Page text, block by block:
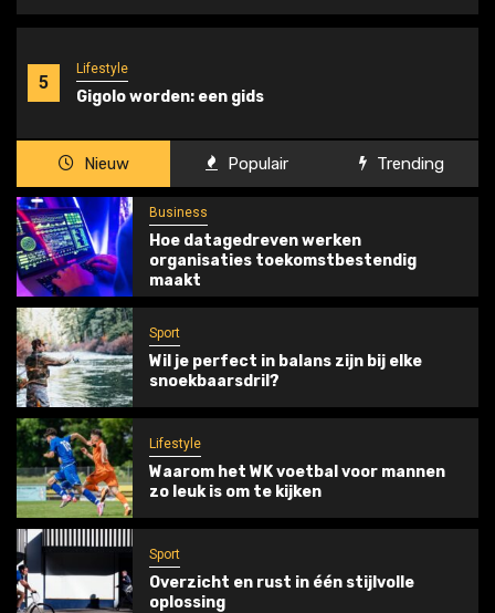
5
Lifestyle
Gigolo worden: een gids
Nieuw Populair Trending
Business
Hoe datagedreven werken
organisaties toekomstbestendig
maakt
Sport
Wil je perfect in balans zijn bij elke
snoekbaarsdril?
Lifestyle
Waarom het WK voetbal voor mannen
zo leuk is om te kijken
Sport
Overzicht en rust in één stijlvolle
oplossing